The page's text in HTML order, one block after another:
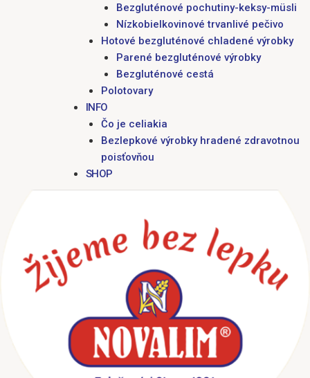
Bezgluténové pochutiny-keksy-müsli
Nízkobielkovinové trvanlivé pečivo
Hotové bezgluténové chladené výrobky
Parené bezgluténové výrobky
Bezgluténové cestá
Polotovary
INFO
Čo je celiakia
Bezlepkové výrobky hradené zdravotnou
poisťovňou
SHOP